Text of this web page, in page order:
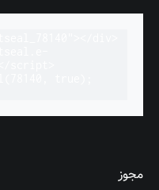
مجوز